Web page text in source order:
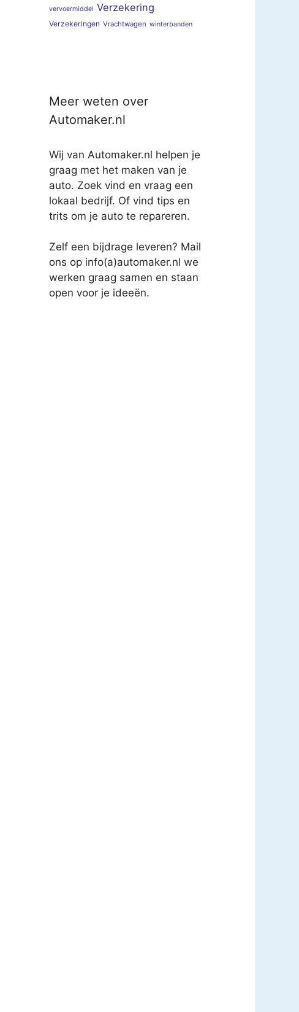
vervoermiddel Verzekering
Verzekeringen Vrachtwagen winterbanden
Meer weten over
Automaker.nl
Wij van Automaker.nl helpen je
graag met het maken van je
auto. Zoek vind en vraag een
lokaal bedrijf. Of vind tips en
trits om je auto te repareren.
Zelf een bijdrage leveren? Mail
ons op info(a)automaker.nl we
werken graag samen en staan
open voor je ideeën.